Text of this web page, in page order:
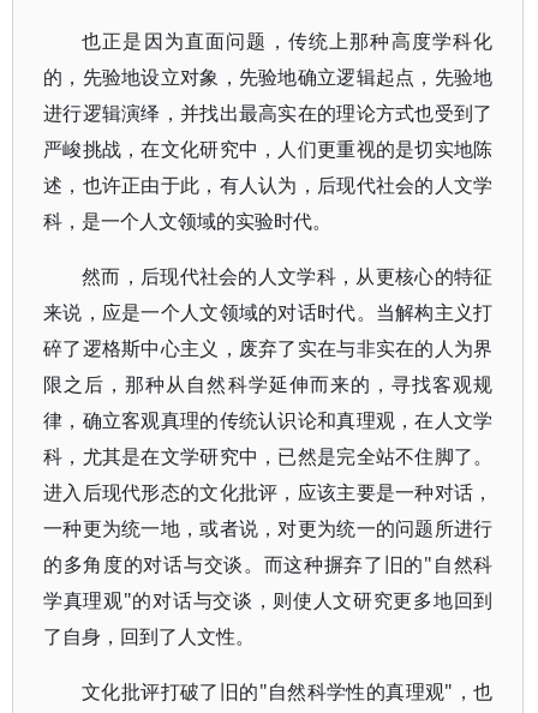
也正是因为直面问题，传统上那种高度学科化
的，先验地设立对象，先验地确立逻辑起点，先验地
进行逻辑演绎，并找出最高实在的理论方式也受到了
严峻挑战，在文化研究中，人们更重视的是切实地陈
述，也许正由于此，有人认为，后现代社会的人文学
科，是一个人文领域的实验时代。
然而，后现代社会的人文学科，从更核心的特征
来说，应是一个人文领域的对话时代。当解构主义打
碎了逻格斯中心主义，废弃了实在与非实在的人为界
限之后，那种从自然科学延伸而来的，寻找客观规
律，确立客观真理的传统认识论和真理观，在人文学
科，尤其是在文学研究中，已然是完全站不住脚了。
进入后现代形态的文化批评，应该主要是一种对话，
一种更为统一地，或者说，对更为统一的问题所进行
的多角度的对话与交谈。而这种摒弃了旧的"自然科
学真理观"的对话与交谈，则使人文研究更多地回到
了自身，回到了人文性。
文化批评打破了旧的"自然科学性的真理观"，也